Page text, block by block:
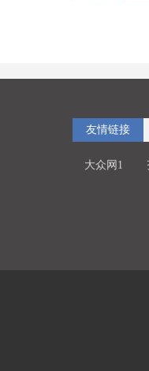
友情链接
大众网1